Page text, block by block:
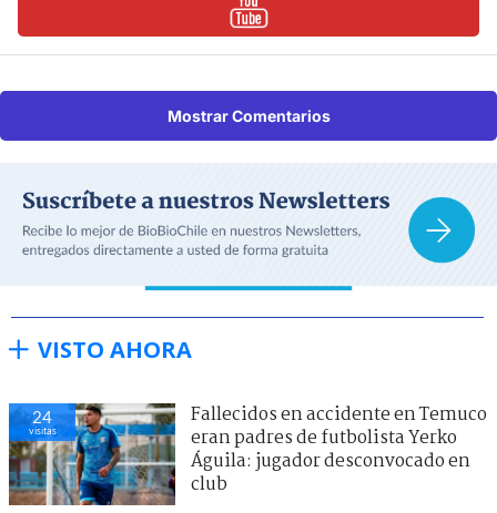
Mostrar Comentarios
VISTO AHORA
24
visitas
Fallecidos en accidente en Temuco
eran padres de futbolista Yerko
Águila: jugador desconvocado en
club